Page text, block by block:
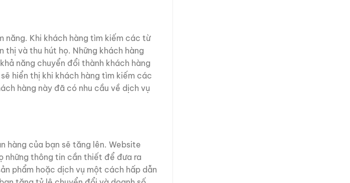
năng. Khi khách hàng tìm kiếm các từ
thị và thu hút họ. Những khách hàng
năng chuyển đổi thành khách hàng
hiển thị khi khách hàng tìm kiếm các
hàng này đã có nhu cầu về dịch vụ
hàng của bạn sẽ tăng lên. Website
những thông tin cần thiết để đưa ra
phẩm hoặc dịch vụ một cách hấp dẫn